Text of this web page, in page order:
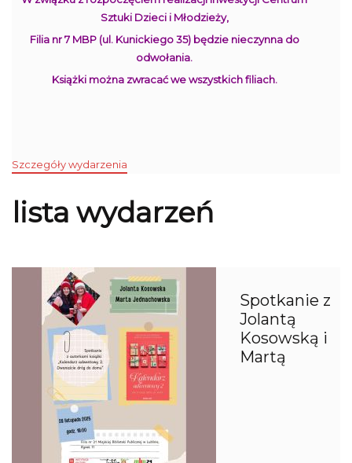
Sztuki Dzieci i Młodzieży,
Filia nr 7 MBP (ul. Kunickiego 35) będzie nieczynna do
odwołania.
Książki można zwracać we wszystkich filiach.
Szczegóły wydarzenia
lista wydarzeń
Spotkanie z
Jolantą
Kosowską i
Martą